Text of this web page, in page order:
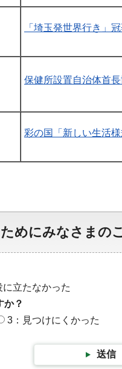
「埼玉発世界行き」
保健所設置自治体首
彩の国「新しい生活
めにみなさまの
に立たなかった
か？
3：見つけにくかった
送信